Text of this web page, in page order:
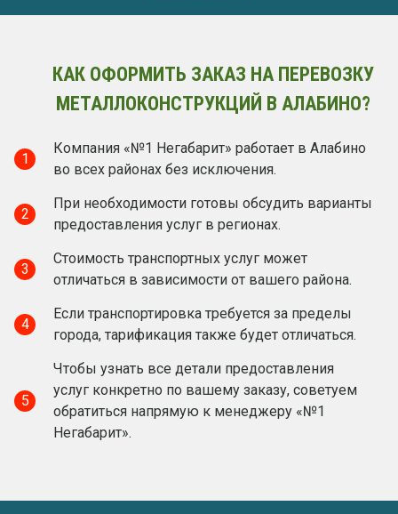
КАК ОФОРМИТЬ ЗАКАЗ НА ПЕРЕВОЗКУ
МЕТАЛЛОКОНСТРУКЦИЙ В АЛАБИНО?
1
Компания «№1 Негабарит» работает в Алабино
во всех районах без исключения.
2
При необходимости готовы обсудить варианты
предоставления услуг в регионах.
3
Стоимость транспортных услуг может
отличаться в зависимости от вашего района.
4
Если транспортировка требуется за пределы
города, тарификация также будет отличаться.
5
Чтобы узнать все детали предоставления
услуг конкретно по вашему заказу, советуем
обратиться напрямую к менеджеру «№1
Негабарит».